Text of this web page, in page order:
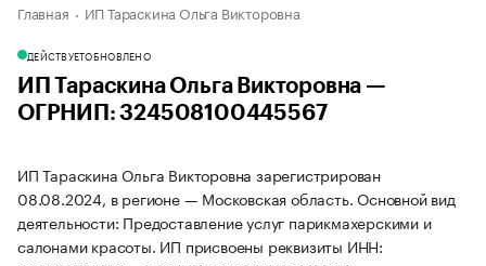
Главная ИП Тараскина Ольга Викторовна
ДЕЙСТВУЕТОБНОВЛЕНО
ИП Тараскина Ольга Викторовна —
ОГРНИП: 324508100445567
ИП Тараскина Ольга Викторовна зарегистрирован
08.08.2024, в регионе — Московская область. Основной вид
деятельности: Предоставление услуг парикмахерскими и
салонами красоты. ИП присвоены реквизиты ИНН: